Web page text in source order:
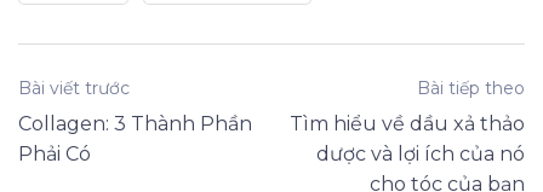
Bài viết trước
Collagen: 3 Thành Phần
Phải Có
Bài tiếp theo
Tìm hiểu về dầu xả thảo
dược và lợi ích của nó
cho tóc của bạn